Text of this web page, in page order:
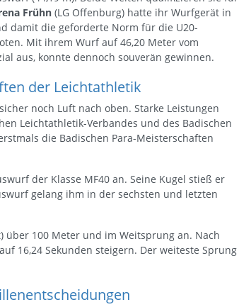
Frühn (LG Offenburg) hatte ihr Wurfgerät in
damit die geforderte Norm für die U20-
Mit ihrem Wurf auf 46,20 Meter vom
aus, konnte dennoch souverän gewinnen.
der Leichtathletik
noch Luft nach oben. Starke Leistungen
Leichtathletik-Verbandes und des Badischen
die Badischen Para-Meisterschaften
der Klasse MF40 an. Seine Kugel stieß er
gelang ihm in der sechsten und letzten
über 100 Meter und im Weitsprung an. Nach
16,24 Sekunden steigern. Der weiteste Sprung